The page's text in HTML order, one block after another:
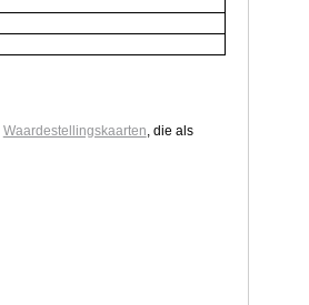
Waardestellingskaarten, die als